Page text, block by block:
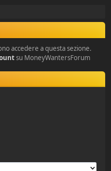
accedere a questa sezione.
su MoneyWantersForum